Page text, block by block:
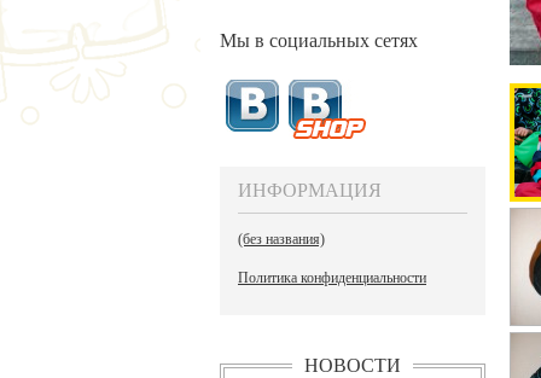
Мы в социальных сетях
ИНФОРМАЦИЯ
(без названия)
Политика конфиденциальности
НОВОСТИ